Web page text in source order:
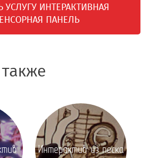
УСЛУГУ ИНТЕРАКТИВНАЯ
ПАНЕЛЬ
Интерактив из песка